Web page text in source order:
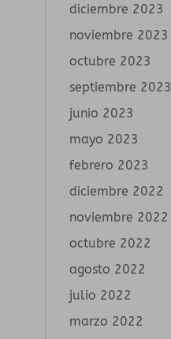
diciembre 2023
noviembre 2023
octubre 2023
septiembre 2023
junio 2023
mayo 2023
febrero 2023
diciembre 2022
noviembre 2022
octubre 2022
agosto 2022
julio 2022
marzo 2022